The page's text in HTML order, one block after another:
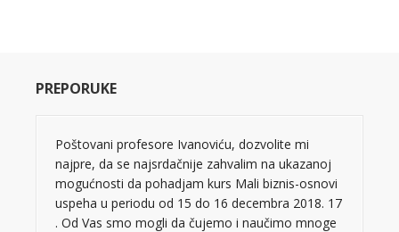
PREPORUKE
Poštovani profesore Ivanoviću, dozvolite mi
najpre, da se najsrdačnije zahvalim na ukazanoj
mogućnosti da pohadjam kurs Mali biznis-osnovi
uspeha u periodu od 15 do 16 decembra 2018. 17
. Od Vas smo mogli da čujemo i naučimo mnoge